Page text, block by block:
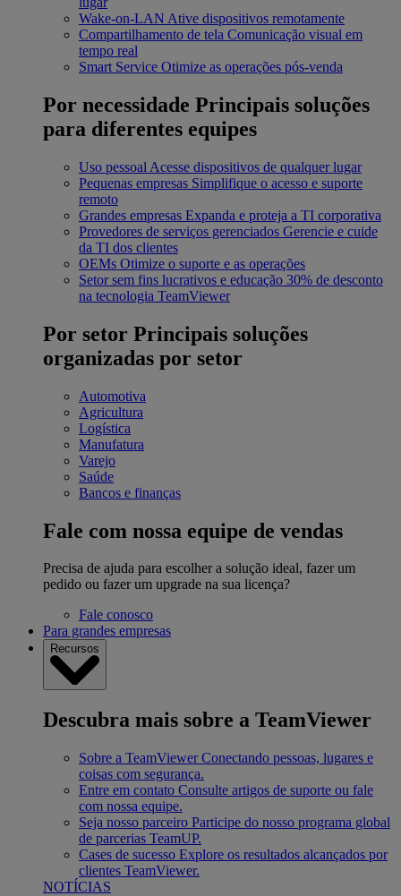
Wake-on-LAN Ative dispositivos remotamente
Compartilhamento de tela Comunicação visual em
tempo real
Smart Service Otimize as operações pós-venda
Por necessidade Principais soluções
para diferentes equipes
Uso pessoal Acesse dispositivos de qualquer lugar
Pequenas empresas Simplifique o acesso e suporte
remoto
Grandes empresas Expanda e proteja a TI corporativa
Provedores de serviços gerenciados Gerencie e cuide
da TI dos clientes
OEMs Otimize o suporte e as operações
Setor sem fins lucrativos e educação 30% de desconto
na tecnologia TeamViewer
Por setor Principais soluções
organizadas por setor
Automotiva
Agricultura
Logística
Manufatura
Varejo
Saúde
Bancos e finanças
Fale com nossa equipe de vendas
Precisa de ajuda para escolher a solução ideal, fazer um
pedido ou fazer um upgrade na sua licença?
Fale conosco
Para grandes empresas
Recursos
Descubra mais sobre a TeamViewer
Sobre a TeamViewer Conectando pessoas, lugares e
coisas com segurança.
Entre em contato Consulte artigos de suporte ou fale
com nossa equipe.
Seja nosso parceiro Participe do nosso programa global
de parcerias TeamUP.
Cases de sucesso Explore os resultados alcançados por
clientes TeamViewer.
NOTÍCIAS